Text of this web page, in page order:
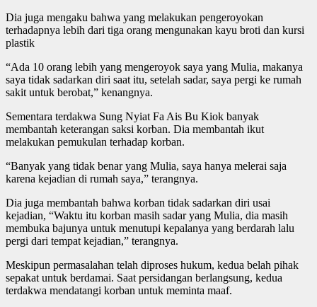
Dia juga mengaku bahwa yang melakukan pengeroyokan
terhadapnya lebih dari tiga orang mengunakan kayu broti dan kursi
plastik
“Ada 10 orang lebih yang mengeroyok saya yang Mulia, makanya
saya tidak sadarkan diri saat itu, setelah sadar, saya pergi ke rumah
sakit untuk berobat,” kenangnya.
Sementara terdakwa Sung Nyiat Fa Ais Bu Kiok banyak
membantah keterangan saksi korban. Dia membantah ikut
melakukan pemukulan terhadap korban.
“Banyak yang tidak benar yang Mulia, saya hanya melerai saja
karena kejadian di rumah saya,” terangnya.
Dia juga membantah bahwa korban tidak sadarkan diri usai
kejadian, “Waktu itu korban masih sadar yang Mulia, dia masih
membuka bajunya untuk menutupi kepalanya yang berdarah lalu
pergi dari tempat kejadian,” terangnya.
Meskipun permasalahan telah diproses hukum, kedua belah pihak
sepakat untuk berdamai. Saat persidangan berlangsung, kedua
terdakwa mendatangi korban untuk meminta maaf.